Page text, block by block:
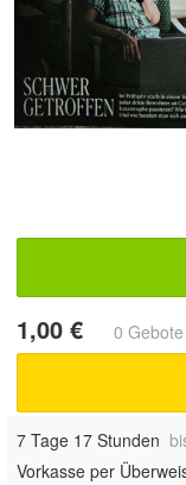
1,00 €
0 Gebote
7 Tage 17 Stunden
Vorkasse per